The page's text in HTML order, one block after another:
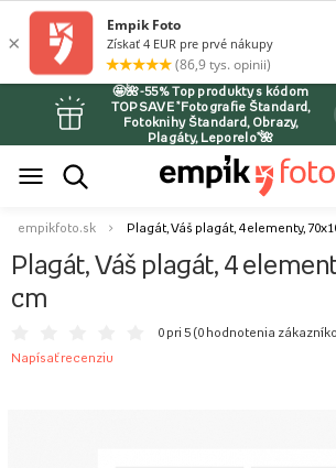
🤩🌺-55% Top produkty s kódom
TOPSAVE *Fotografie Štandard,
Fotoknihy Štandard, Obrazy,
Plagáty, Leporelo*🌺
empikfoto.sk Plagát, Váš plagát, 4 elementy,
Plagát, Váš plagát, 4
cm
0 pri 5 (0 hodnotenia
Napísať recenziu